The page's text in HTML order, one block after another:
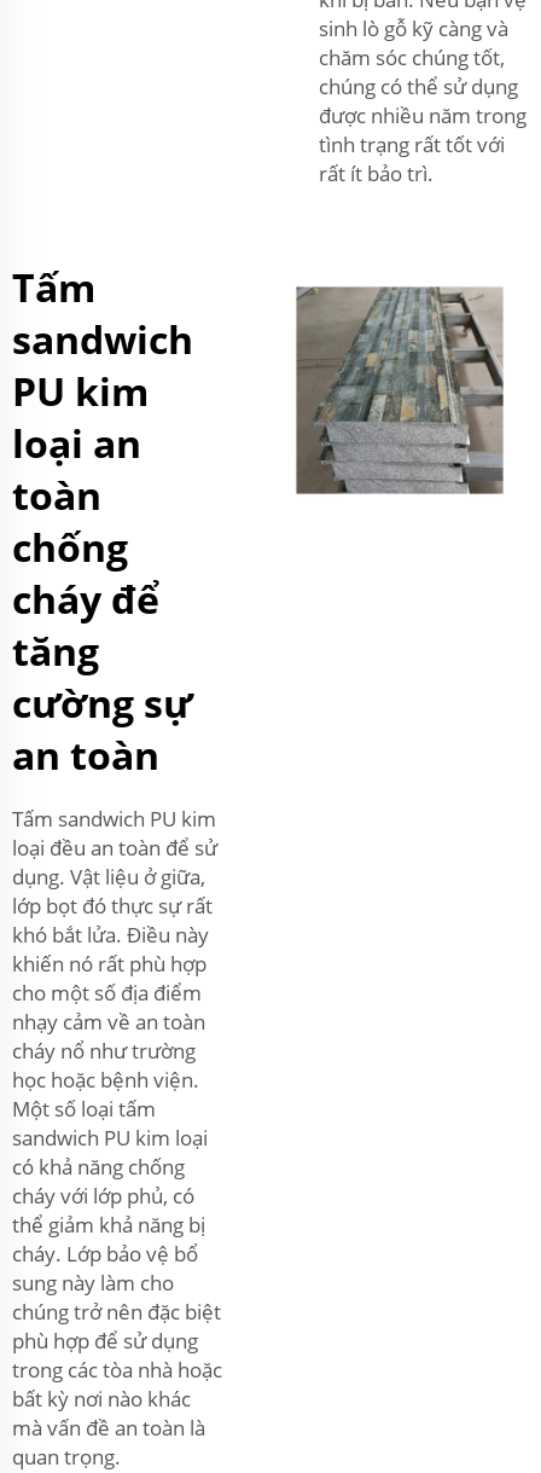
sinh lò gỗ kỹ càng và
chăm sóc chúng tốt,
chúng có thể sử dụng
được nhiều năm trong
tình trạng rất tốt với
rất ít bảo trì.
Tấm
sandwich
PU kim
loại an
toàn
chống
cháy để
tăng
cường sự
an toàn
Tấm sandwich PU kim
loại đều an toàn để sử
dụng. Vật liệu ở giữa,
lớp bọt đó thực sự rất
khó bắt lửa. Điều này
khiến nó rất phù hợp
cho một số địa điểm
nhạy cảm về an toàn
cháy nổ như trường
học hoặc bệnh viện.
Một số loại tấm
sandwich PU kim loại
có khả năng chống
cháy với lớp phủ, có
thể giảm khả năng bị
cháy. Lớp bảo vệ bổ
sung này làm cho
chúng trở nên đặc biệt
phù hợp để sử dụng
trong các tòa nhà hoặc
bất kỳ nơi nào khác
mà vấn đề an toàn là
quan trọng.